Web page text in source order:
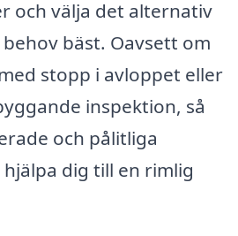
och välja det alternativ
bäst. Oavsett om
stopp i avloppet eller
inspektion, så
och pålitliga
dig till en rimlig